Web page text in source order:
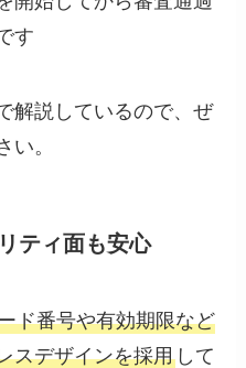
す
解説しているので、ぜ
い。
ティ面も安心
ド番号や有効期限など
スデザインを採用 して